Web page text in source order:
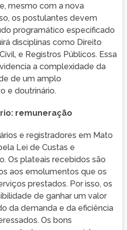
mesmo com a nova
os postulantes devem
programático especificado
disciplinas como Direito
e Registros Públicos. Essa
a complexidade da
de um amplo
e doutrinário.
remuneração
e registradores em Mato
Lei de Custas e
Os plateais recebidos são
aos emolumentos que os
prestados. Por isso, os
de ganhar um valor
da demanda e da eficiência
Os bons